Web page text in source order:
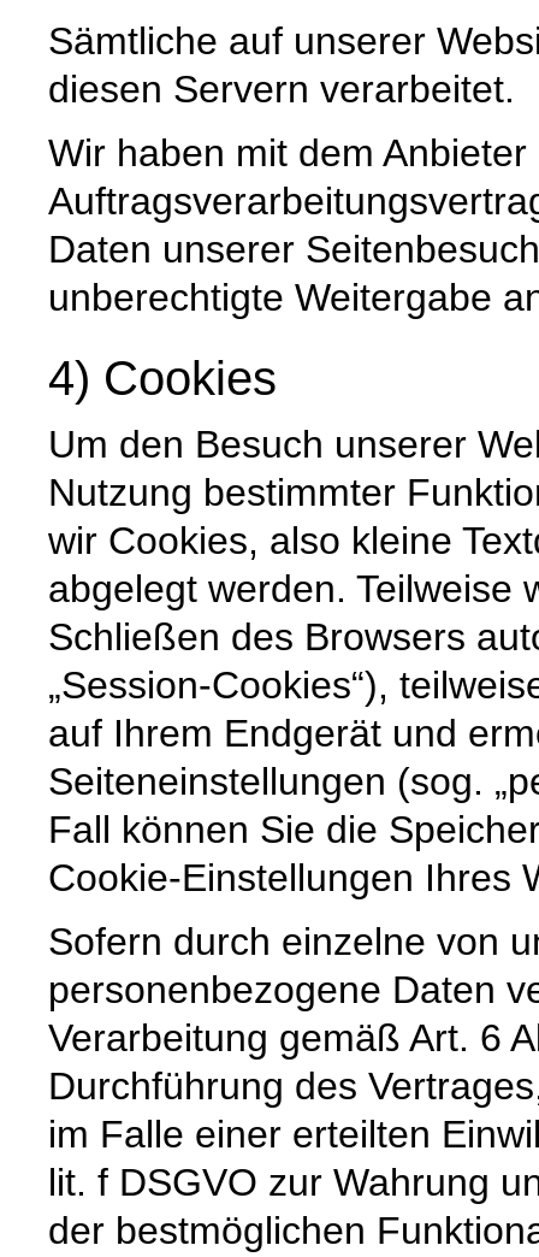
Sämtliche auf unserer
diesen Servern verarbeitet.
Wir haben mit dem Anbieter
Daten unserer
unberechtigte Weitergabe
4) Cookies
Um den Besuch unserer
Nutzung bestimmter
wir Cookies, also kleine
abgelegt werden. Teilweise
Schließen des Browsers
„Session-Cookies“),
auf Ihrem Endgerät und
Seiteneinstellungen (sog.
Fall können Sie die
Cookie-Einstellungen Ihres
Sofern durch einzelne von
personenbezogene Daten
Verarbeitung gemäß Art. 6
Durchführung des
im Falle einer erteilten
lit. f DSGVO zur Wahrung
der bestmöglichen